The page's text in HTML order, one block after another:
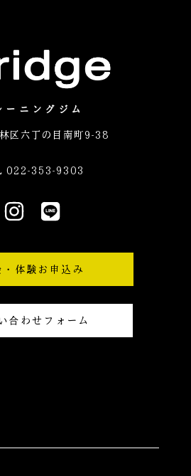
ーニングジム
区六丁の目南町9-38
022-353-9303
I
n
t
a
g
r
L
i
e
・体験お申込み
合わせフォーム